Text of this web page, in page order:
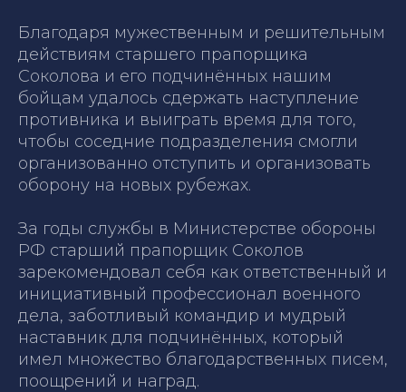
Благодаря мужественным и решительным
действиям старшего прапорщика
Соколова и его подчинённых нашим
бойцам удалось сдержать наступление
противника и выиграть время для того,
чтобы соседние подразделения смогли
организованно отступить и организовать
оборону на новых рубежах.
За годы службы в Министерстве обороны
РФ старший прапорщик Соколов
зарекомендовал себя как ответственный и
инициативный профессионал военного
дела, заботливый командир и мудрый
наставник для подчинённых, который
имел множество благодарственных писем,
поощрений и наград.